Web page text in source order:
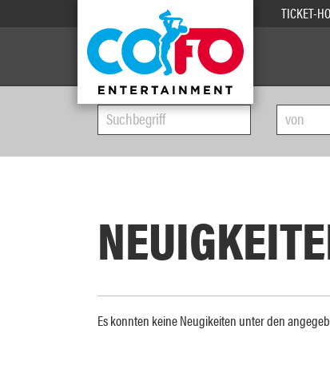
TICKET-
Es konnten keine Neugikeiten unter den